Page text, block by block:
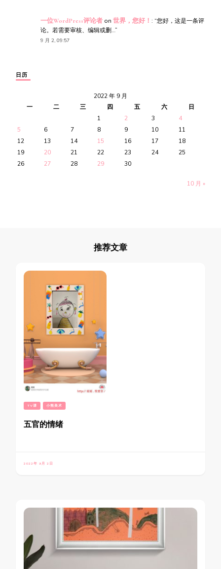
一位WordPress评论者 on 世界，您好！ : “您好，这是一条评
论。若需要审核、编辑或删…”
9 月 2, 09:57
日历
2022 年 9 月
一
二 三 四 五 六
日
1
2 3
4
5
6 7 8 9 10
11
12
13 14 15 16 17
18
19
20 21 22 23 24
25
26
27 28 29 30
10 月 »
推荐文章
TV课 小熊美术
五官的情绪
2022年 9月 2日